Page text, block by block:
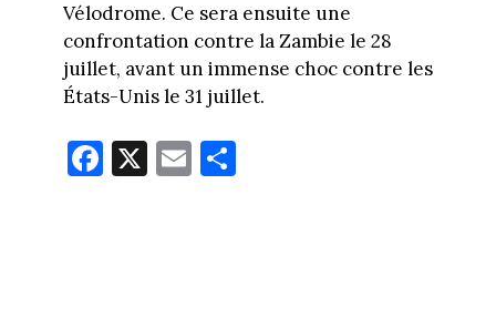
Vélodrome. Ce sera ensuite une
confrontation contre la Zambie le 28
juillet, avant un immense choc contre les
États-Unis le 31 juillet.
Fa
ce
X E
m
Pa
rt